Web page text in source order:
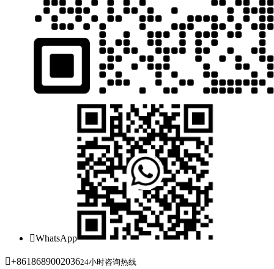
WhatsApp
+861868900203624小时咨询热线